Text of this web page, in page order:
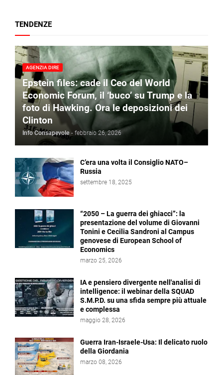
TENDENZE
AGENZIA DIRE
Epstein files: cade il Ceo del World
Economic Forum, il ‘buco’ su Trump e la
foto di Hawking. Ora le deposizioni dei
Clinton
Info Consapevole - febbraio 26, 2026
C’era una volta il Consiglio NATO–
Russia
settembre 18, 2025
“2050 – La guerra dei ghiacci”: la
presentazione del volume di Giovanni
Tonini e Cecilia Sandroni al Campus
genovese di European School of
Economics
marzo 25, 2026
IA e pensiero divergente nell'analisi di
intelligence: il webinar della SQUAD
S.M.P.D. su una sfida sempre più attuale
e complessa
maggio 28, 2026
Guerra Iran-Israele-Usa: Il delicato ruolo
della Giordania
marzo 08, 2026